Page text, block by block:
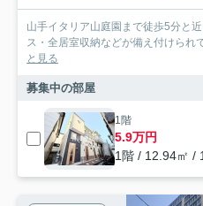
山手イタリア山庭園まで徒歩5分と
ス・全居室収納などが備え付けられ
と見る
募集中の部屋
1階
5.9万円
1階 / 12.94㎡ /